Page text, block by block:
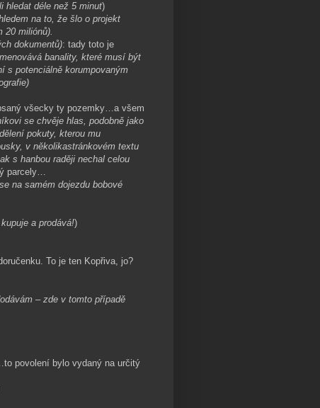
hledat déle než 5 minut)
na to, že šlo o projekt
20 miliónů).
dokumentů): tady toto je
banality, které musí být
s potenciálně korumpovaným
všecky ty pozemky…a všem
se chvěje hlas, podobně jako
pokuty, kterou mu
v několikastránkovém textu
s hanbou raději nechal celou
parcely…
na samém dojezdu bobové
a prodává!)
To je ten Kopřiva, jo?
– zde v tomto případě
povolení bylo vydaný na určitý